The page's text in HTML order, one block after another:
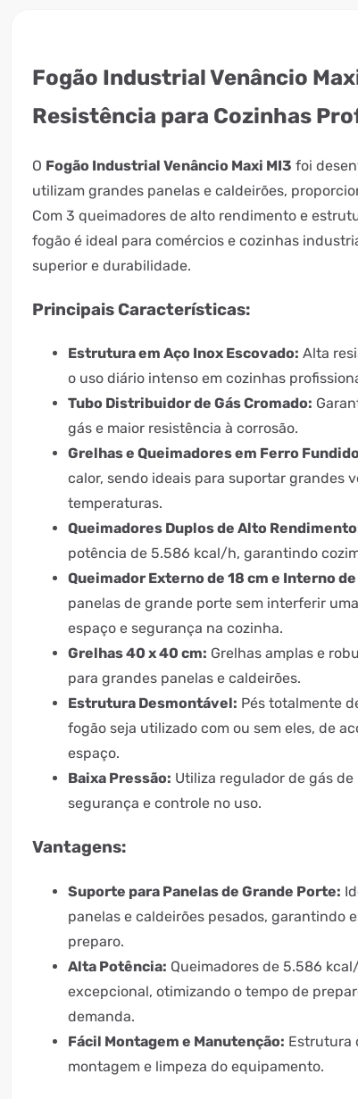
Fogão Industrial Venâncio
Resistência para Cozinhas
O Fogão Industrial Venâncio Maxi MI3 foi
utilizam grandes panelas e caldeirões,
Com 3 queimadores de alto rendimento e
fogão é ideal para comércios e cozinhas
superior e durabilidade.
Principais Características:
Estrutura em Aço Inox Escovado: Alta
o uso diário intenso em cozinhas
Tubo Distribuidor de Gás Cromado:
gás e maior resistência à corrosão.
Grelhas e Queimadores em Ferro
calor, sendo ideais para suportar grandes
temperaturas.
Queimadores Duplos de Alto
potência de 5.586 kcal/h, garantindo
Queimador Externo de 18 cm e Interno
panelas de grande porte sem interferir
espaço e segurança na cozinha.
Grelhas 40 x 40 cm: Grelhas amplas e
para grandes panelas e caldeirões.
Estrutura Desmontável: Pés totalmente
fogão seja utilizado com ou sem eles, de
espaço.
Baixa Pressão: Utiliza regulador de gás
segurança e controle no uso.
Vantagens:
Suporte para Panelas de Grande Porte:
panelas e caldeirões pesados, garantindo
preparo.
Alta Potência: Queimadores de 5.586
excepcional, otimizando o tempo de
demanda.
Fácil Montagem e Manutenção: Estrutura
montagem e limpeza do equipamento.